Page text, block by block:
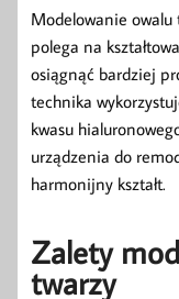
Modelowanie
polega na
osiągnąć bardziej
technika
kwasu
urządzenia do
harmonijny kształt.
Zalety
twarzy